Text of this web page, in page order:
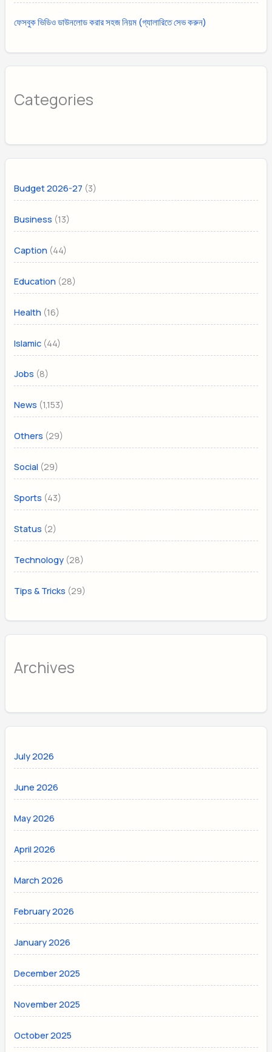
ফেসবুক ভিডিও ডাউনলোড করার সহজ নিয়ম (গ্যালারিতে সেভ করুন)
Categories
Budget 2026-27 (3)
Business (13)
Caption (44)
Education (28)
Health (16)
Islamic (44)
Jobs (8)
News (1,153)
Others (29)
Social (29)
Sports (43)
Status (2)
Technology (28)
Tips & Tricks (29)
Archives
July 2026
June 2026
May 2026
April 2026
March 2026
February 2026
January 2026
December 2025
November 2025
October 2025